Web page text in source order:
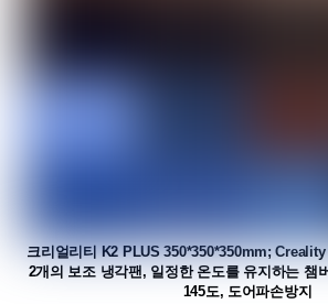
크리얼리티 K2 PLUS 350*350*350mm;
2개의 보조 냉각팬, 일정한 온도를 유지하는 챔
145도, 도어파손방지